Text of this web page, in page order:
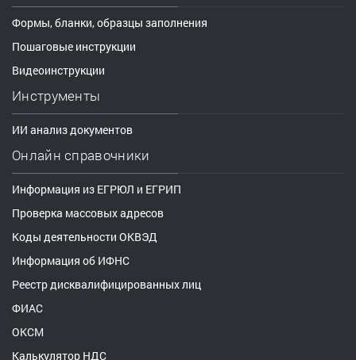
Формы, бланки, образцы заполнения
Пошаговые инструкции
Видеоинструкции
Инструменты
ИИ анализ документов
Онлайн справочники
Информация из ЕГРЮЛ и ЕГРИП
Проверка массовых адресов
Коды деятельности ОКВЭД
Информация об ИФНС
Реестр дисквалифицированных лиц
ФИАС
ОКСМ
Калькулятор НДС